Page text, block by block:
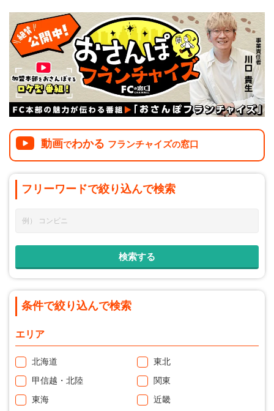
動画でわかる フランチャイズの窓口
フリーワードで絞り込んで検索
条件で絞り込んで検索
エリア
北海道
東北
甲信越・北陸
関東
東海
近畿